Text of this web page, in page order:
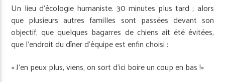
Un lieu d’écologie humaniste. 30 minutes plus tard ; alors
que plusieurs autres familles sont passées devant son
objectif, que quelques bagarres de chiens ait été évitées,
que l’endroit du dîner d’équipe est enfin choisi :
« J’en peux plus, viens, on sort d’ici boire un coup en bas !»